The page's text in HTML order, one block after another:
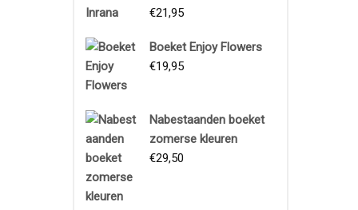
€21,95
Boeket Enjoy Flowers
€19,95
Nabestaanden boeket
zomerse kleuren
€29,50
Boeket
Proeftuin